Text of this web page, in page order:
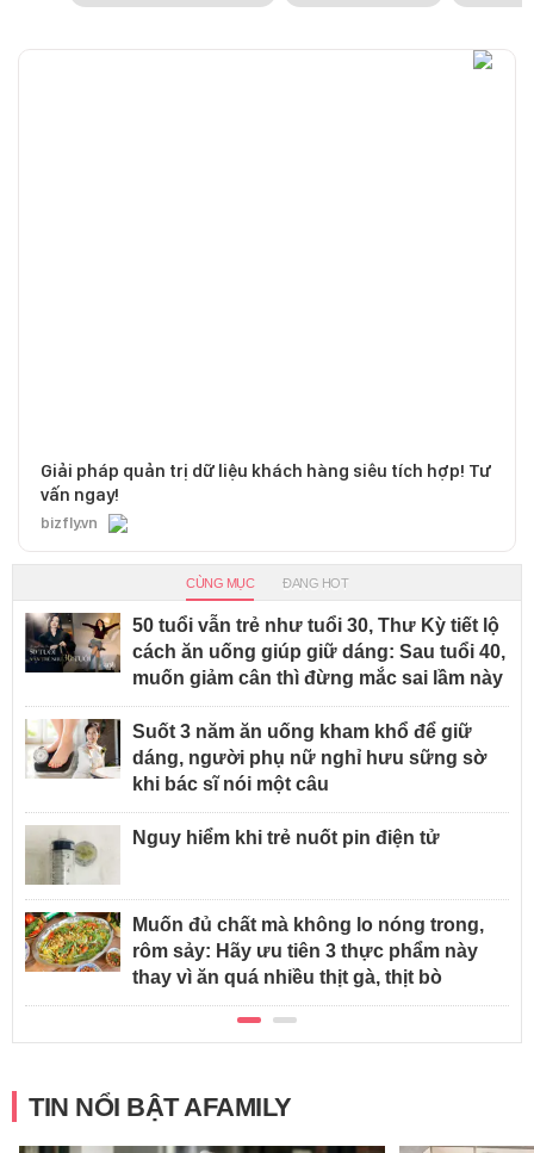
Giải pháp quản trị dữ liệu khách hàng siêu tích hợp! Tư
vấn ngay!
bizfly.vn
CÙNG MỤC ĐANG HOT
50 tuổi vẫn trẻ như tuổi 30, Thư Kỳ tiết lộ
cách ăn uống giúp giữ dáng: Sau tuổi 40,
muốn giảm cân thì đừng mắc sai lầm này
Suốt 3 năm ăn uống kham khổ để giữ
dáng, người phụ nữ nghỉ hưu sững sờ
khi bác sĩ nói một câu
Nguy hiểm khi trẻ nuốt pin điện tử
Muốn đủ chất mà không lo nóng trong,
rôm sảy: Hãy ưu tiên 3 thực phẩm này
thay vì ăn quá nhiều thịt gà, thịt bò
TIN NỔI BẬT AFAMILY